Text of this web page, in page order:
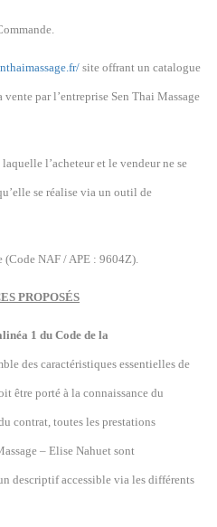
site offrant un catalogue
vente par l’entreprise Sen Thai Massage
l’acheteur et le vendeur ne se
se réalise via un outil de
(Code NAF / APE : 9604Z).
PROPOSÉS
1 du Code de la
des caractéristiques essentielles de
être porté à la connaissance du
contrat, toutes les prestations
– Elise Nahuet sont
descriptif accessible via les différents